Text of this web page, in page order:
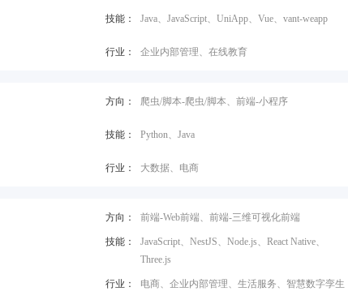
技能： Java、JavaScript、UniApp、Vue、vant-weapp
行业： 企业内部管理、在线教育
方向： 爬虫/脚本-爬虫/脚本、前端-小程序
技能： Python、Java
行业： 大数据、电商
方向： 前端-Web前端、前端-三维可视化前端
技能：
JavaScript、NestJS、Node.js、React Native、
Three.js
行业： 电商、企业内部管理、生活服务、智慧数字孪生